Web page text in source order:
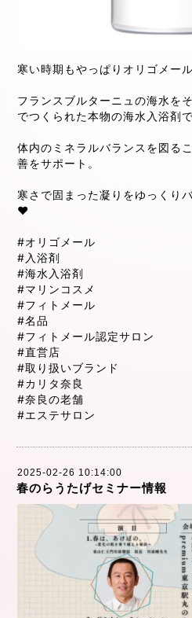
寒い時期もやっぱりオリゴメール
フランスブルターニュの海水を
でつくられた本物の海水入浴剤で
体内のミネラルバランスを図る
善をサポート。
寒さで固まった凝りをゆっくり
❤️
#オリゴメール
#入浴剤
#海水入浴剤
#マリンコスメ
#フィトメール
#名品
#フィトメール認定サロン
#直営店
#取り扱いブランド
#カリタ奈良
#奈良の老舗
#エステサロン
2025-02-26 10:14:00
春のらうたげセミナー情報